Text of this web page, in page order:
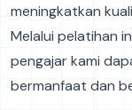
meningkatkan
Melalui pelatihan
pengajar kami
bermanfaat dan